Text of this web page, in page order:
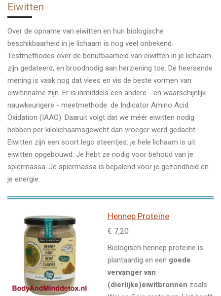
Eiwitten
Over de opname van eiwitten en hun biologische
beschikbaarheid in je lichaam is nog veel onbekend.
Testmethodes over de benutbaarheid van eiwitten in je lichaam
zijn gedateerd, en broodnodig aan herziening toe. De heersende
mening is vaak nog dat vlees en vis de beste vormen van
eiwitinname zijn. Er is inmiddels een andere - en waarschijnlijk
nauwkeurigere - meetmethode: de Indicator Amino Acid
Oxidation (IAAO). Daaruit volgt dat we méér eiwitten nodig
hebben per kilolichaamsgewcht dan vroeger werd gedacht.
Eiwitten zijn een soort lego steentjes: je hele lichaam is uit
eiwitten opgebouwd. Je hebt ze nodig voor behoud van je
spiermassa. Je spiermassa is bepalend voor je gezondheid en
je energie.
Hennep Proteïne
€ 7,20
Biologisch hennep proteïne is
plantaardig en een goede
vervanger van
(dierlijke)eiwitbronnen zoals